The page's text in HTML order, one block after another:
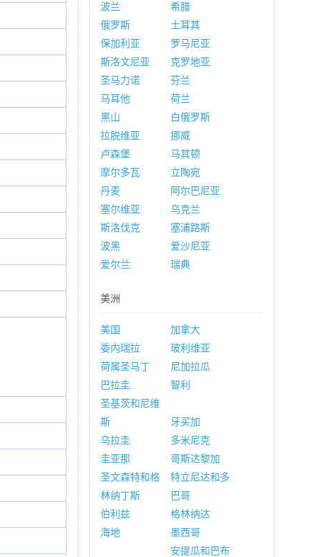
波兰
希腊
俄罗斯
土耳其
保加利亚
罗马尼亚
斯洛文尼亚
克罗地亚
圣马力诺
芬兰
马耳他
荷兰
黑山
白俄罗斯
拉脱维亚
挪威
卢森堡
马其顿
摩尔多瓦
立陶宛
丹麦
阿尔巴尼亚
塞尔维亚
乌克兰
斯洛伐克
塞浦路斯
波黑
爱沙尼亚
爱尔兰
瑞典
美洲
美国
加拿大
委内瑞拉
玻利维亚
荷属圣马丁
尼加拉瓜
巴拉圭
智利
圣基茨和尼维
斯
牙买加
乌拉圭
多米尼克
圭亚那
哥斯达黎加
圣文森特和格
林纳丁斯
特立尼达和多
巴哥
伯利兹
格林纳达
海地
墨西哥
安提瓜和巴布